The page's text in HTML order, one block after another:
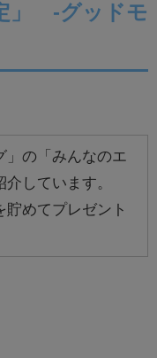
」 -グッドモ
」の「みんなのエ
しています。
貯めてプレゼント